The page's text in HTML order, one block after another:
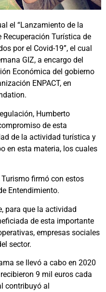
el “Lanzamiento de la
Recuperación Turística de
por el Covid-19”, el cual
GIZ, a encargo del
Económica del gobierno
ENPACT, en
Humberto
de esta
de la actividad turística y
en esta materia, los cuales
firmó con estos
Entendimiento.
para que la actividad
de esta importante
empresas sociales
sector.
se llevó a cabo en 2020
9 mil euros cada
contribuyó al